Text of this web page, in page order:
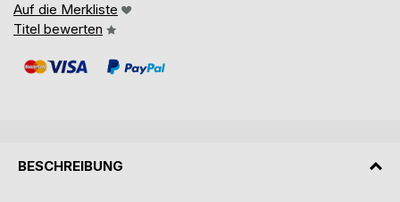
Auf die Merkliste
Titel bewerten
BESCHREIBUNG